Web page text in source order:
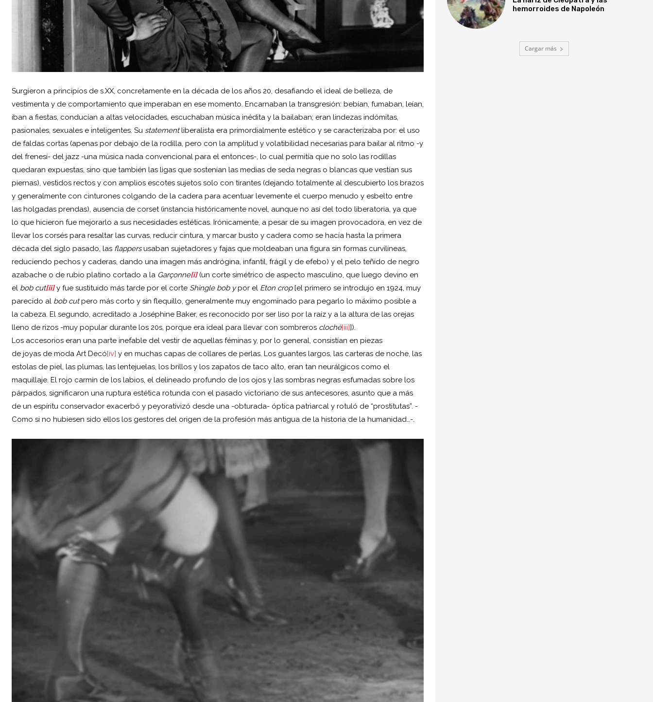
Surgieron a principios de s.XX, concretamente en la década de los años 20, desafiando el ideal de belleza, de
vestimenta y de comportamiento que imperaban en ese momento. Encarnaban la transgresión: bebían, fumaban, leían,
iban a fiestas, conducían a altas velocidades, escuchaban música inédita y la bailaban; eran lindezas indómitas,
pasionales, sexuales e inteligentes. Su statementliberalista era primordialmente estético y se caracterizaba por: el uso
de faldas cortas (apenas por debajo de la rodilla, pero con la amplitud y volatibilidad necesarias para bailar al ritmo -y
del frenesí- del jazz -una música nada convencional para el entonces-, lo cual permitía que no solo las rodillas
quedaran expuestas, sino que también las ligas que sostenían las medias de seda negras o blancas que vestían sus
piernas), vestidos rectos y con amplios escotes sujetos solo con tirantes (dejando totalmente al descubierto los brazos
y generalmente con cinturones colgando de la cadera para acentuar levemente el cuerpo menudo y esbelto entre
las holgadas prendas), ausencia de corset (instancia históricamente novel, aunque no así del todo liberatoria, ya que
lo que hicieron fue mejorarlo a sus necesidades estéticas. Irónicamente, a pesar de su imagen provocadora, en vez de
llevar los corsés para resaltar las curvas, reducir cintura, y marcar busto y cadera como se hacía hasta la primera
década del siglo pasado, las flappersusaban sujetadores y fajas que moldeaban una figura sin formas curvilíneas,
reduciendo pechos y caderas, dando una imagen más andrógina, infantil, frágil y de efebo) y el pelo teñido de negro
azabache o de rubio platino cortado a la Garçonne[i](un corte simétrico de aspecto masculino, que luego devino en
el bob cut[ii]y fue sustituido más tarde por el corte Shingle bob ypor el Eton crop[el primero se introdujo en 1924, muy
parecido al bob cutpero más corto y sin flequillo, generalmente muy engominado para pegarlo lo máximo posible a
la cabeza. El segundo, acreditado a Joséphine Baker, es reconocido por ser liso por la raíz y a la altura de las orejas
lleno de rizos -muy popular durante los 20s, porque era ideal para llevar con sombreros cloché[iii]]).
Los accesorios eran una parte inefable del vestir de aquellas féminas y, por lo general, consistían en piezas
de joyas de moda Art Decó[iv] y en muchas capas de collares de perlas. Los guantes largos, las carteras de noche, las
estolas de piel, las plumas, las lentejuelas, los brillos y los zapatos de taco alto, eran tan neurálgicos como el
maquillaje. El rojo carmín de los labios, el delineado profundo de los ojos y las sombras negras esfumadas sobre los
párpados, significaron una ruptura estética rotunda con el pasado victoriano de sus antecesores, asunto que a más
de un espíritu conservador exacerbó y peyorativizó desde una -obturada- óptica patriarcal y rotuló de “prostitutas”. -
Como si no hubiesen sido ellos los gestores del origen de la profesión más antigua de la historia de la humanidad…-.
hemorroides de Napoleón
Cargar más